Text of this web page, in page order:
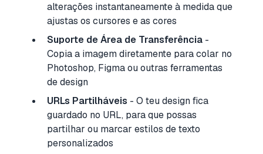
alterações instantaneamente à medida que
ajustas os cursores e as cores
Suporte de Área de Transferência -
Copia a imagem diretamente para colar no
Photoshop, Figma ou outras ferramentas
de design
URLs Partilháveis - O teu design fica
guardado no URL, para que possas
partilhar ou marcar estilos de texto
personalizados